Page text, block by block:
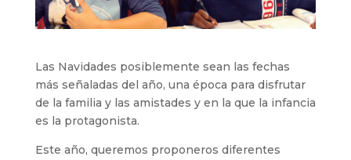
Las Navidades posiblemente sean las fechas
más señaladas del año, una época para disfrutar
de la familia y las amistades y en la que la infancia
es la protagonista.
Este año, queremos proponeros diferentes